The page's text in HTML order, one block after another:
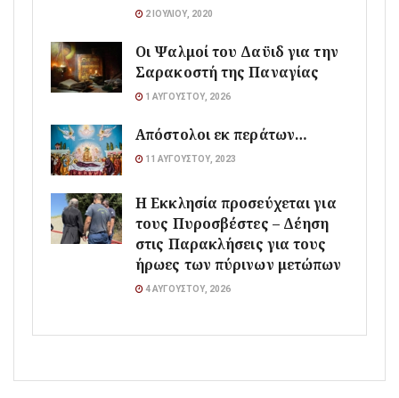
2 ΙΟΥΛΊΟΥ, 2020
Οι Ψαλμοί του Δαϋιδ για την
Σαρακοστή της Παναγίας
1 ΑΥΓΟΎΣΤΟΥ, 2026
Απόστολοι εκ περάτων…
11 ΑΥΓΟΎΣΤΟΥ, 2023
Η Εκκλησία προσεύχεται για
τους Πυροσβέστες – Δέηση
στις Παρακλήσεις για τους
ήρωες των πύρινων μετώπων
4 ΑΥΓΟΎΣΤΟΥ, 2026